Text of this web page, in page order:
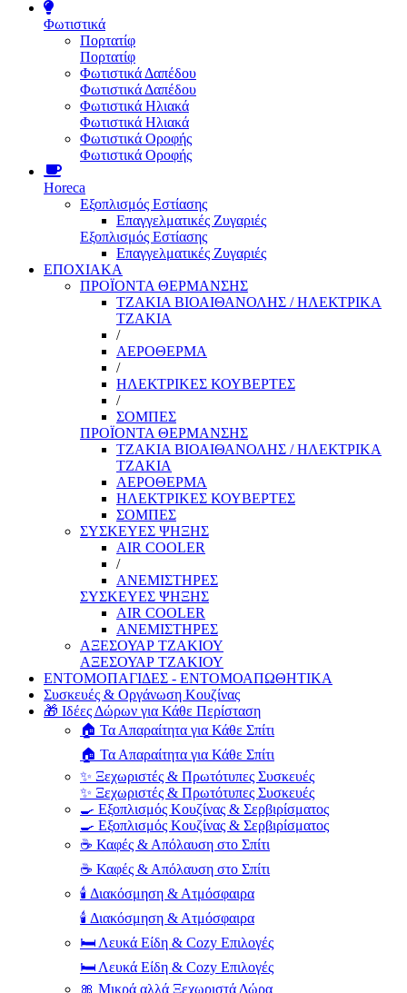
Φωτιστικά
Πορτατίφ
Πορτατίφ
Φωτιστικά Δαπέδου
Φωτιστικά Δαπέδου
Φωτιστικά Ηλιακά
Φωτιστικά Ηλιακά
Φωτιστικά Οροφής
Φωτιστικά Οροφής
Horeca
Εξοπλισμός Εστίασης
Επαγγελματικές Ζυγαριές
Εξοπλισμός Εστίασης
Επαγγελματικές Ζυγαριές
ΕΠΟΧΙΑΚΑ
ΠΡΟΪΟΝΤΑ ΘΕΡΜΑΝΣΗΣ
ΤΖΑΚΙΑ ΒΙΟΑΙΘΑΝΟΛΗΣ / ΗΛΕΚΤΡΙΚΑ
ΤΖΑΚΙΑ
/
ΑΕΡΟΘΕΡΜΑ
/
ΗΛΕΚΤΡΙΚΕΣ ΚΟΥΒΕΡΤΕΣ
/
ΣΟΜΠΕΣ
ΠΡΟΪΟΝΤΑ ΘΕΡΜΑΝΣΗΣ
ΤΖΑΚΙΑ ΒΙΟΑΙΘΑΝΟΛΗΣ / ΗΛΕΚΤΡΙΚΑ
ΤΖΑΚΙΑ
ΑΕΡΟΘΕΡΜΑ
ΗΛΕΚΤΡΙΚΕΣ ΚΟΥΒΕΡΤΕΣ
ΣΟΜΠΕΣ
ΣΥΣΚΕΥΕΣ ΨΗΞΗΣ
AIR COOLER
/
ΑΝΕΜΙΣΤΗΡΕΣ
ΣΥΣΚΕΥΕΣ ΨΗΞΗΣ
AIR COOLER
ΑΝΕΜΙΣΤΗΡΕΣ
ΑΞΕΣΟΥΑΡ ΤΖΑΚΙΟΥ
ΑΞΕΣΟΥΑΡ ΤΖΑΚΙΟΥ
ΕΝΤΟΜΟΠΑΓΙΔΕΣ - ΕΝΤΟΜΟΑΠΩΘΗΤΙΚΑ
Συσκευές & Οργάνωση Κουζίνας
🎁 Ιδέες Δώρων για Κάθε Περίσταση
🏠 Τα Απαραίτητα για Κάθε Σπίτι
🏠 Τα Απαραίτητα για Κάθε Σπίτι
✨ Ξεχωριστές & Πρωτότυπες Συσκευές
✨ Ξεχωριστές & Πρωτότυπες Συσκευές
🍳 Εξοπλισμός Κουζίνας & Σερβιρίσματος
🍳 Εξοπλισμός Κουζίνας & Σερβιρίσματος
☕ Καφές & Απόλαυση στο Σπίτι
☕ Καφές & Απόλαυση στο Σπίτι
🕯️ Διακόσμηση & Ατμόσφαιρα
🕯️ Διακόσμηση & Ατμόσφαιρα
🛏️ Λευκά Είδη & Cozy Επιλογές
🛏️ Λευκά Είδη & Cozy Επιλογές
🎀 Μικρά αλλά Ξεχωριστά Δώρα